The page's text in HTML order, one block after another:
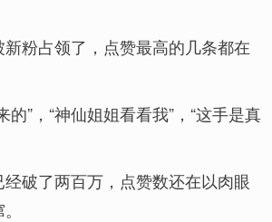
粉占领了，点赞最高的几条都在
的”，“神仙姐姐看看我”，“这手是真
破了两百万，点赞数还在以肉眼